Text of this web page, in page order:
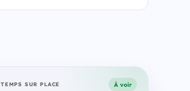
TEMPS SUR PLACE À voir